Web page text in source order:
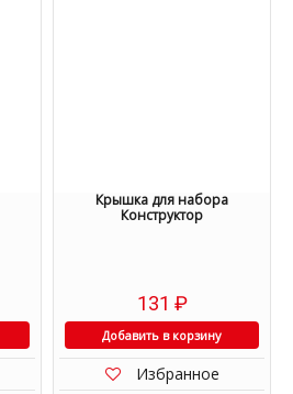
Крышка для набора
Конструктор
131 ₽
Добавить в корзину
Избранное